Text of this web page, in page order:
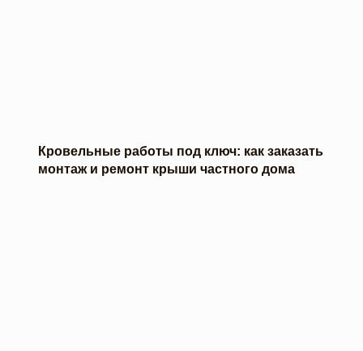
Кровельные работы под ключ: как заказать
монтаж и ремонт крыши частного дома